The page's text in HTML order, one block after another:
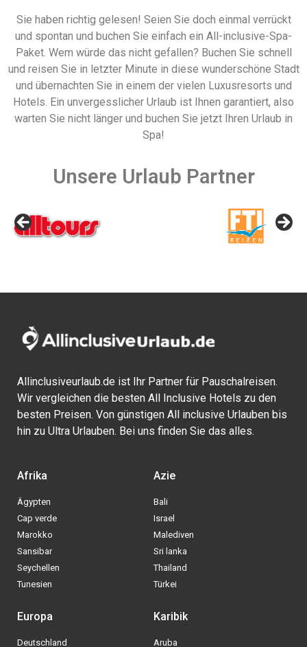
Sie haben richtig gelesen! Seien Sie doch einmal verrückt
und spontan und buchen Sie einfach ein All-inclusive-Spa-
Paket. Wem würde das nicht gefallen? Buchen Sie schnell
und reisen Sie in letzter Minute in diese wunderschöne Stadt
und übernachten Sie in einem der vielen Luxusresorts und
Hotels. Ein unvergesslicher Urlaub ist Ihnen garantiert, also
warten Sie nicht länger und buchen Sie jetzt Ihren Urlaub in
Spa!
Unsere Urlaub Partner
Allinclusiveurlaub.de ist Ihr Partner für Pauschalreisen.
Wir vergleichen die besten All Inclusive Hotels zu den
besten Preisen. Von günstigen All inclusive Urlauben bis
hin zu Ultra Urlauben. Bei uns finden Sie das alles.
Afrika
Ägypten
Cap verde
Marokko
Sansibar
Seychellen
Tunesien
Azie
Bali
Israel
Malediven
Sri lanka
Thailand
Türkei
Europa
Deutschland
Karibik
Aruba